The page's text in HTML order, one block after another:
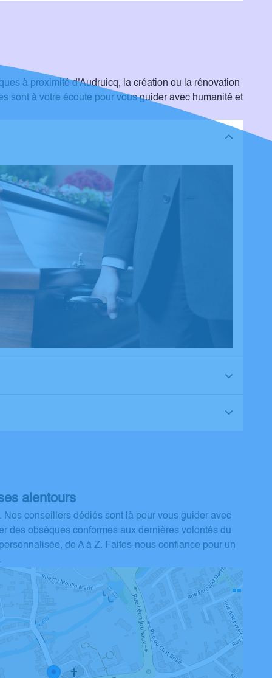
toute notre gratitude,
à proximité d'Audruicq, la création ou la rénovation
sont à votre écoute pour vous guider avec humanité et
alentours
conseillers dédiés sont là pour vous guider avec
des obsèques conformes aux dernières volontés du
de A à Z. Faites-nous confiance pour un